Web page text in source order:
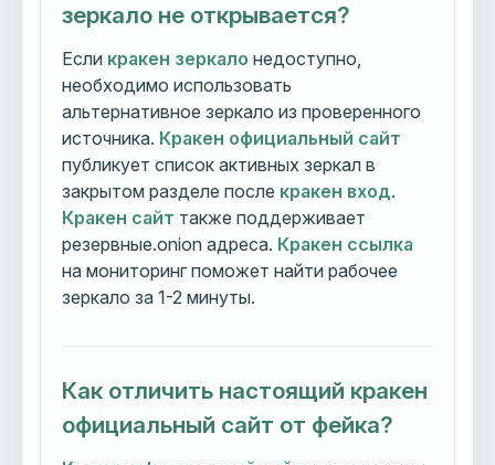
зеркало не открывается?
Если кракен зеркало недоступно,
необходимо использовать
альтернативное зеркало из проверенного
источника. Кракен официальный сайт
публикует список активных зеркал в
закрытом разделе после кракен вход.
Кракен сайт также поддерживает
резервные.onion адреса. Кракен ссылка
на мониторинг поможет найти рабочее
зеркало за 1-2 минуты.
Как отличить настоящий кракен
официальный сайт от фейка?